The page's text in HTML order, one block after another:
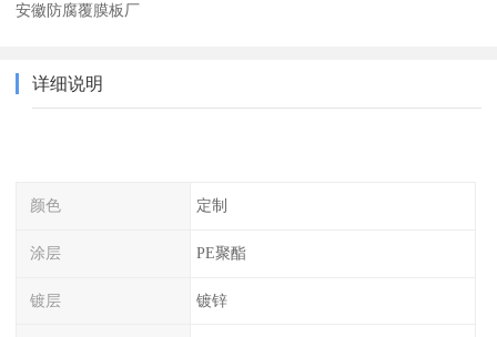
安徽防腐覆膜板厂
详细说明
颜色 定制
涂层 PE聚酯
镀层 镀锌